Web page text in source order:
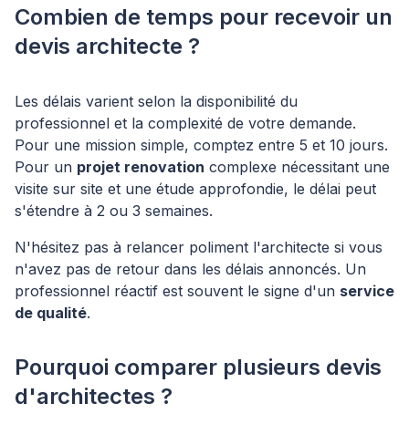
Combien de temps pour recevoir un
devis architecte ?
Les délais varient selon la disponibilité du
professionnel et la complexité de votre demande.
Pour une mission simple, comptez entre 5 et 10 jours.
Pour un projet renovation complexe nécessitant une
visite sur site et une étude approfondie, le délai peut
s'étendre à 2 ou 3 semaines.
N'hésitez pas à relancer poliment l'architecte si vous
n'avez pas de retour dans les délais annoncés. Un
professionnel réactif est souvent le signe d'un service
de qualité.
Pourquoi comparer plusieurs devis
d'architectes ?